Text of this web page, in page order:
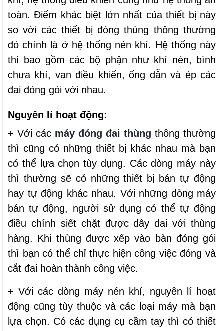
toàn. Điểm khác biệt lớn nhất của thiết bị này
so với các thiết bị đóng thùng thông thường
đó chính là ở hệ thống nén khí. Hệ thống này
thì bao gồm các bộ phận như khí nén, bình
chưa khí, van điều khiển, ống dẫn và ép các
đai đóng gói với nhau.
Nguyên lí hoạt động:
+ Với các máy đóng đai thùng thông thường
thì cũng có những thiết bị khác nhau mà bạn
có thể lựa chọn tùy dụng. Các dòng máy này
thì thường sẽ có những thiết bị bán tự động
hay tự động khác nhau. Với những dòng máy
bán tự động, người sử dụng có thể tự động
điều chính siết chặt được dây dai với thùng
hàng. Khi thùng được xếp vào bàn đóng gói
thì bạn có thể chỉ thực hiện công việc đóng và
cắt đai hoàn thành công việc.
+ Với các dòng máy nén khí, nguyên lí hoạt
động cũng tùy thuộc và các loại máy mà bạn
lựa chọn. Có các dụng cụ cầm tay thì có thiết